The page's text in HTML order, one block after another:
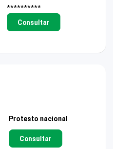
**********
Consultar
Protesto nacional
Consultar